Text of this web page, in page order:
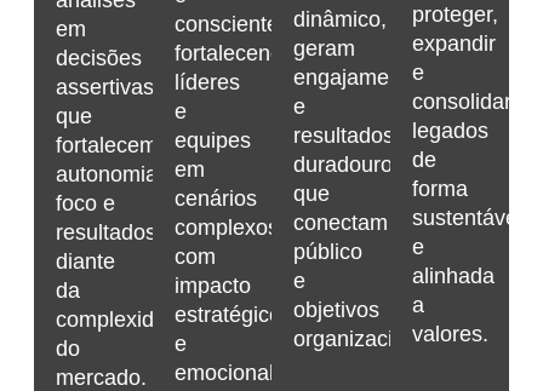
em
decisões
assertivas
que
fortalecem
autonomia,
foco e
resultados
diante
da
complexidade
do
mercado.
conscientes,
fortalecendo
líderes
e
equipes
em
cenários
complexos
com
impacto
estratégico
e
emocional.
dinâmico,
geram
engajamento
e
resultados
duradouros
que
conectam
público
e
objetivos
organizacionais.
proteger,
expandir
e
consolidar
legados
de
forma
sustentável
e
alinhada
a
valores.